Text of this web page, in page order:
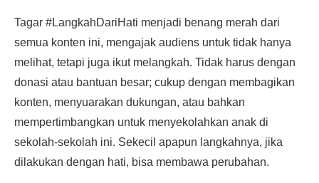
Tagar #LangkahDariHati menjadi benang merah dari
semua konten ini, mengajak audiens untuk tidak hanya
melihat, tetapi juga ikut melangkah. Tidak harus dengan
donasi atau bantuan besar; cukup dengan membagikan
konten, menyuarakan dukungan, atau bahkan
mempertimbangkan untuk menyekolahkan anak di
sekolah-sekolah ini. Sekecil apapun langkahnya, jika
dilakukan dengan hati, bisa membawa perubahan.